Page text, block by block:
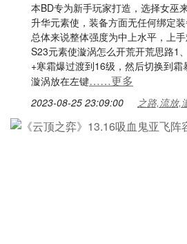
本BD专为新手玩家打造，选择女巫
升华元素使，装备方面无任何绑定
总体来说整体强度为中上水平，上
S23元素使漩涡怎么开荒开荒思路1
+寒霜爆过渡到16级，然后切换到
漩涡放在左键……更多
2023-08-25 23:09:00 之路,流放,